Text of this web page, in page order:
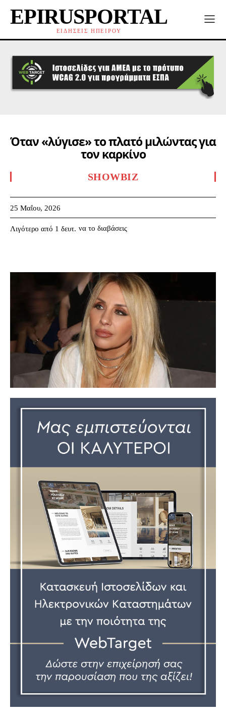
EPIRUSPORTAL
ΕΙΔΗΣΕΙΣ ΗΠΕΙΡΟΥ
Όταν «λύγισε» το πλατό μιλώντας για
τον καρκίνο
SHOWBIZ
25 Μαΐου, 2026
Λιγότερο από 1 δευτ. να το διαβάσεις